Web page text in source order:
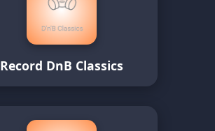
Record DnB Classics